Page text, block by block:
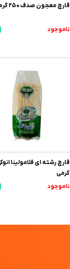
قارچ معجون صدف 250 گرم
ناموجود
گرمی
ناموجود